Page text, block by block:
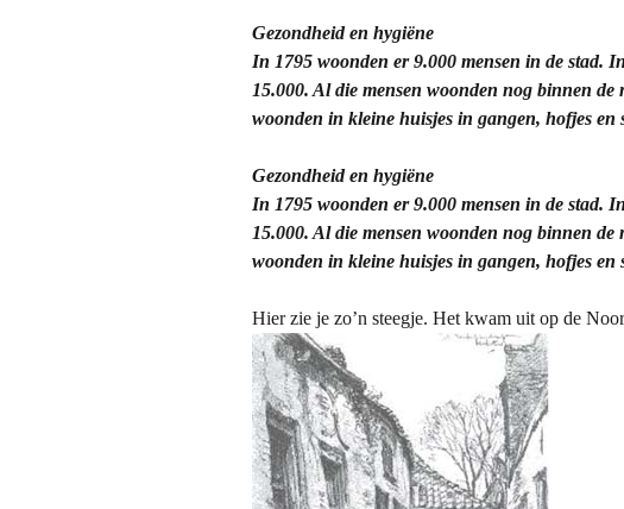
Gezondheid en hygiëne
In 1795 woonden er 9.000 mensen in de stad.
15.000. Al die mensen woonden nog binnen de
woonden in kleine huisjes in gangen, hofjes en
Gezondheid en hygiëne
In 1795 woonden er 9.000 mensen in de stad.
15.000. Al die mensen woonden nog binnen de
woonden in kleine huisjes in gangen, hofjes en
Hier zie je zo’n steegje. Het kwam uit op de